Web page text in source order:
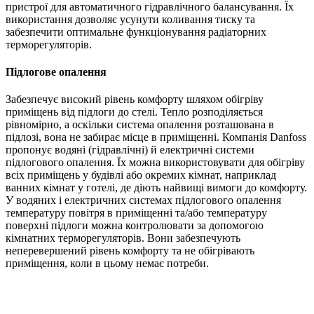
пристрої для автоматичного гідравлічного балансування. Їх
використання дозволяє усунути коливання тиску та
забезпечити оптимальне функціонування радіаторних
терморегуляторів.
Підлогове опалення
Забезпечує високий рівень комфорту шляхом обігріву
приміщень від підлоги до стелі. Тепло розподіляється
рівномірно, а оскільки система опалення розташована в
підлозі, вона не забирає місце в приміщенні. Компанія Danfoss
пропонує водяні (гідравлічні) й електричні системи
підлогового опалення. Їх можна використовувати для обігріву
всіх приміщень у будівлі або окремих кімнат, наприклад
ванних кімнат у готелі, де діють найвищі вимоги до комфорту.
У водяних і електричних системах підлогового опалення
температуру повітря в приміщенні та/або температуру
поверхні підлоги можна контролювати за допомогою
кімнатних терморегуляторів. Вони забезпечують
неперевершений рівень комфорту та не обігрівають
приміщення, коли в цьому немає потреби.